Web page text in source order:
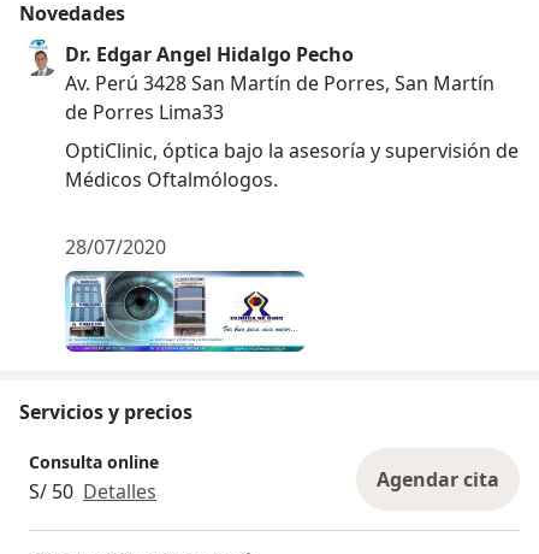
Novedades
Dr. Edgar Angel Hidalgo Pecho
Av. Perú 3428 San Martín de Porres, San Martín
de Porres Lima33
OptiClinic, óptica bajo la asesoría y supervisión de
Médicos Oftalmólogos.
28/07/2020
Servicios y precios
Consulta online
S/ 50 Detalles Agendar cita